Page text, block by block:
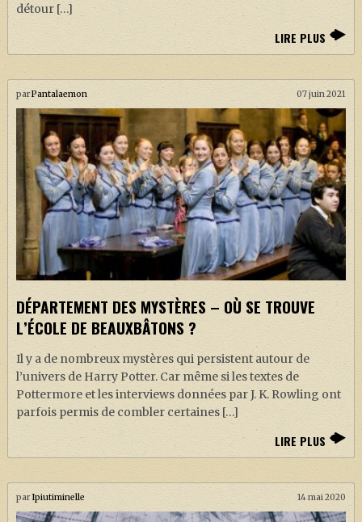
détour […]
LIRE PLUS
parPantalaemon 07 juin 2021
DÉPARTEMENT DES MYSTÈRES – OÙ SE TROUVE
L’ÉCOLE DE BEAUXBÂTONS ?
Il y a de nombreux mystères qui persistent autour de
l’univers de Harry Potter. Car même si les textes de
Pottermore et les interviews données par J. K. Rowling ont
parfois permis de combler certaines […]
LIRE PLUS
parIpiutiminelle 14 mai 2020